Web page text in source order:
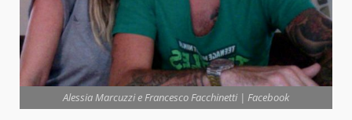
Alessia Marcuzzi e Francesco Facchinetti | Facebook